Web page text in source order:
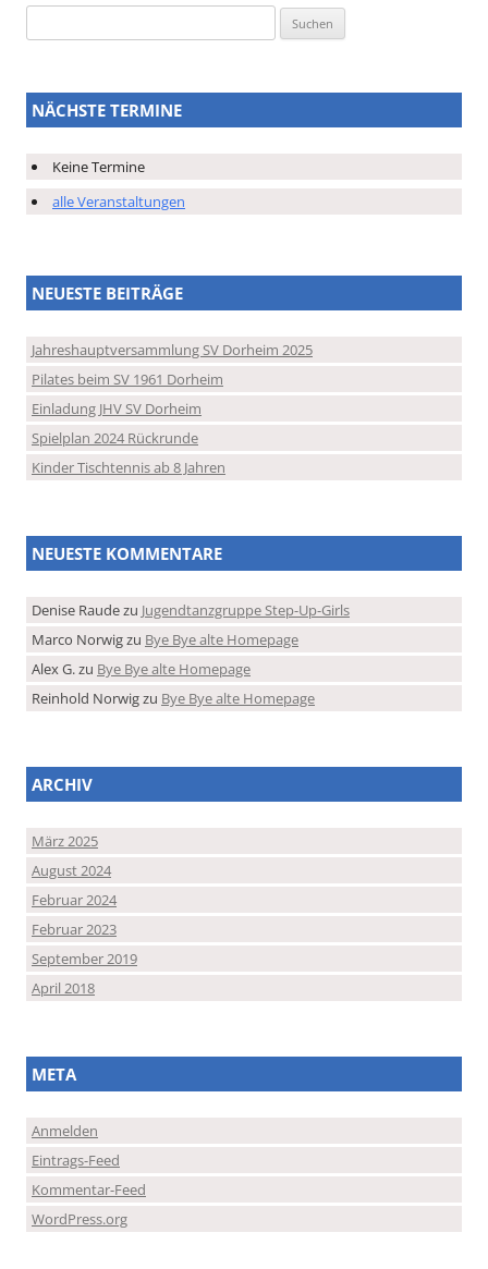
nach:
NÄCHSTE TERMINE
Keine Termine
alle Veranstaltungen
NEUESTE BEITRÄGE
Jahreshauptversammlung SV Dorheim 2025
Pilates beim SV 1961 Dorheim
Einladung JHV SV Dorheim
Spielplan 2024 Rückrunde
Kinder Tischtennis ab 8 Jahren
NEUESTE KOMMENTARE
Denise Raudezu Jugendtanzgruppe Step-Up-Girls
Marco Norwigzu Bye Bye alte Homepage
Alex G.zu Bye Bye alte Homepage
Reinhold Norwigzu Bye Bye alte Homepage
ARCHIV
März 2025
August 2024
Februar 2024
Februar 2023
September 2019
April 2018
META
Anmelden
Eintrags-Feed
Kommentar-Feed
WordPress.org